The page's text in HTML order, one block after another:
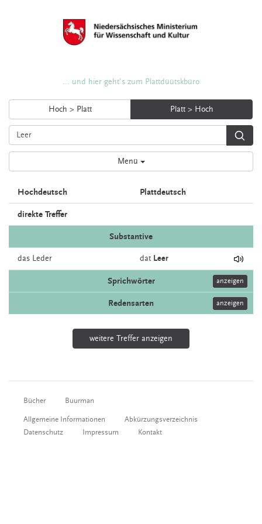
... und hier geht's zum Plattdüütskbüro
Hoch > Platt Platt > Hoch
Menü
Hochdeutsch Plattdeutsch
direkte Treffer
Substantive
das Leder dat Leer
Sprichwörter anzeigen
Redensarten anzeigen
weitere Treffer anzeigen
Bücher Buurman
Allgemeine Informationen
Abkürzungsverzeichnis
Datenschutz
Impressum Kontakt